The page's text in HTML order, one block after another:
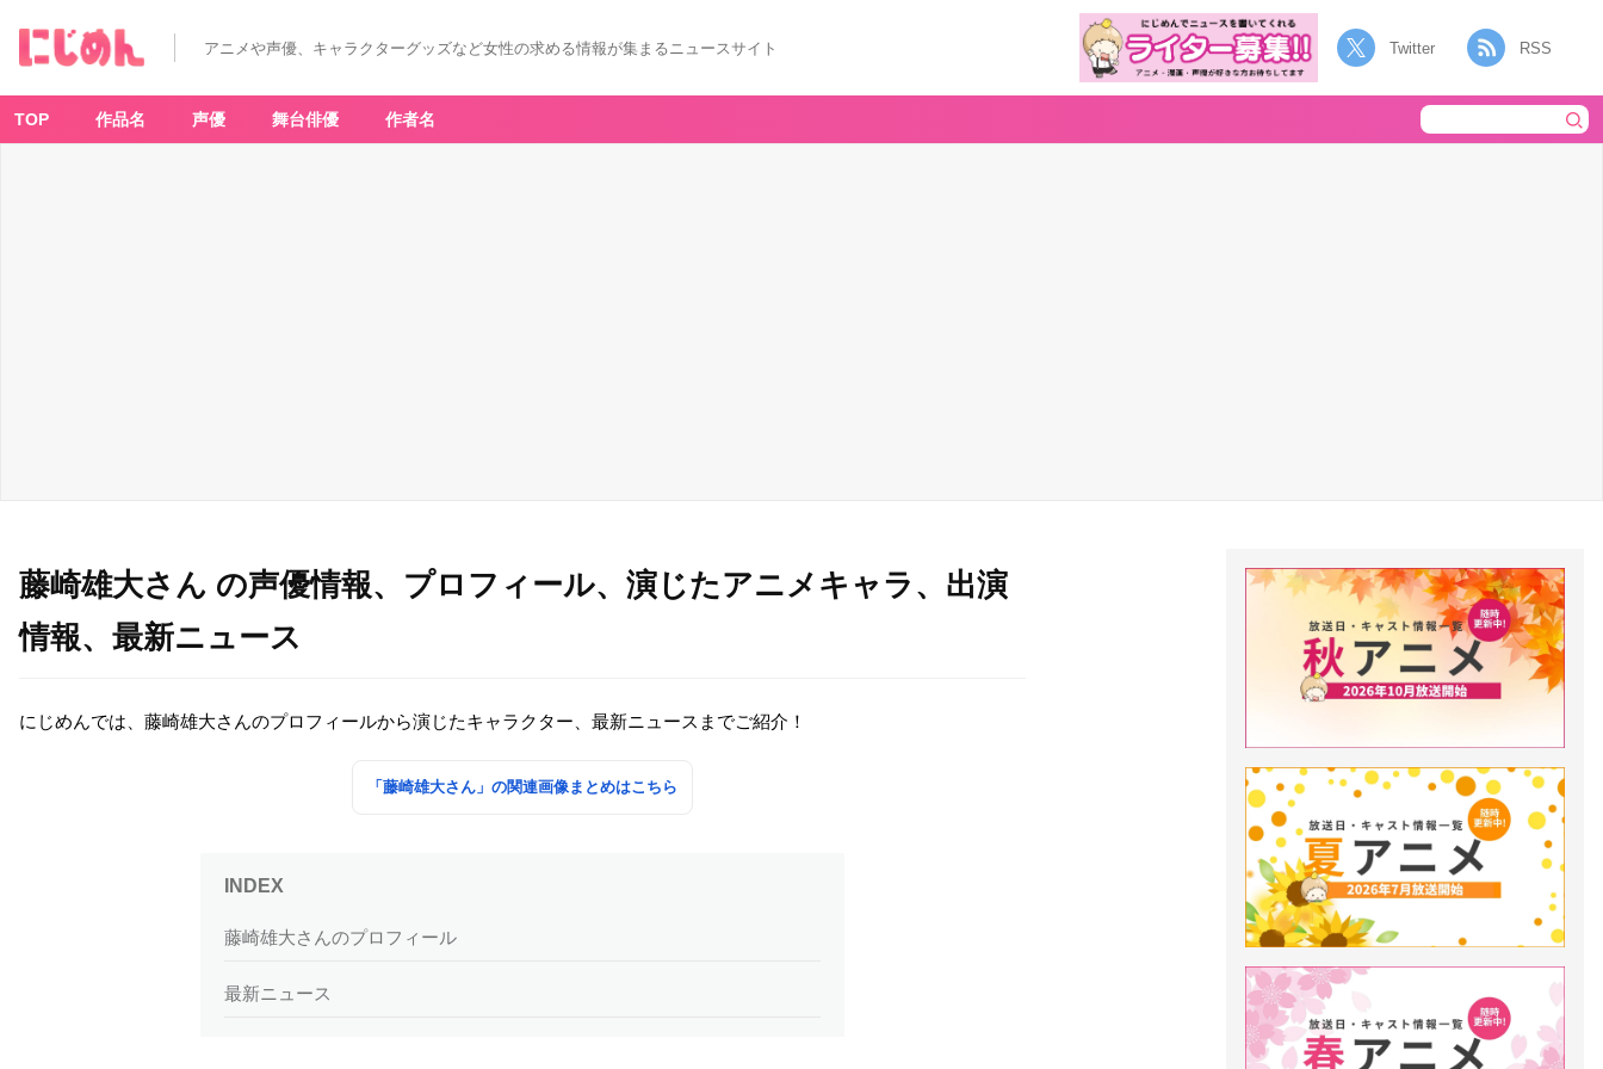
アニメや声優、キャラクターグッズなど女性の求める情報が集まるニュースサイト Twitter RSS
TOP 作品名 声優 舞台俳優 作者名
藤崎雄大さん の声優情報、プロフィール、演じたアニメキャラ、出演
情報、最新ニュース
にじめんでは、藤崎雄大さんのプロフィールから演じたキャラクター、最新ニュースまでご紹介！
「藤崎雄大さん」の関連画像まとめはこちら
藤崎雄大さんのプロフィール
最新ニュース